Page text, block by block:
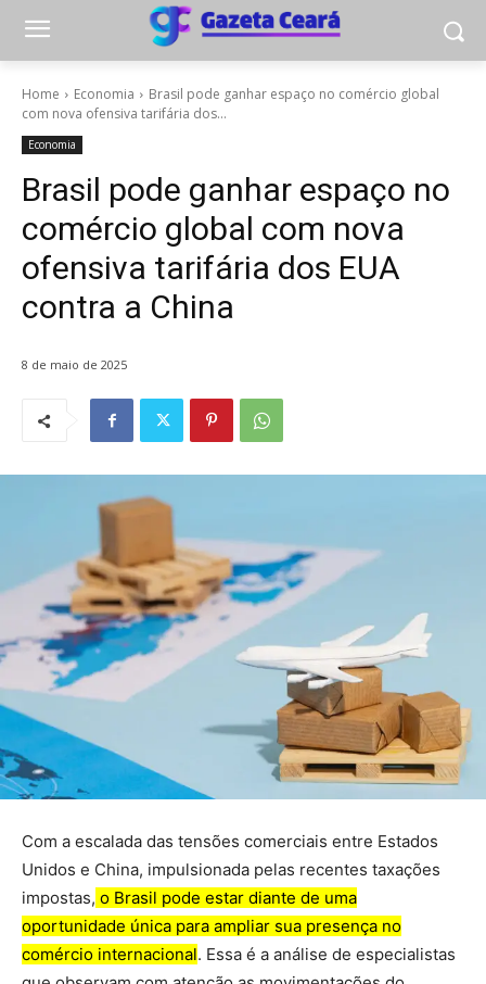
Home Economia
Brasil pode ganhar espaço no comércio global
com nova ofensiva tarifária dos...
Economia
Brasil pode ganhar espaço no
comércio global com nova
ofensiva tarifária dos EUA
contra a China
8 de maio de 2025
Com a escalada das tensões comerciais entre Estados
Unidos e China, impulsionada pelas recentes taxações
impostas, o Brasil pode estar diante de uma
oportunidade única para ampliar sua presença no
comércio internacional. Essa é a análise de especialistas